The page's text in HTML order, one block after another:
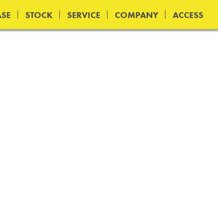
STOCK SERVICE COMPANY ACCESS